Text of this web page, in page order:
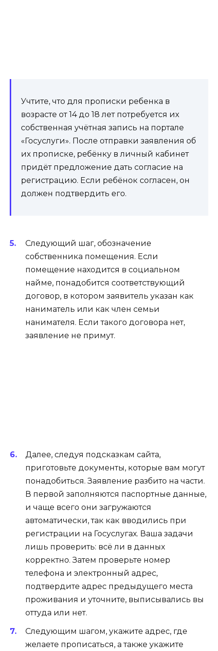
Учтите, что для прописки ребенка в
возрасте от 14 до 18 лет потребуется их
собственная учётная запись на портале
«Госуслуги». После отправки заявления об
их прописке, ребёнку в личный кабинет
придёт предложение дать согласие на
регистрацию. Если ребёнок согласен, он
должен подтвердить его.
Следующий шаг, обозначение
собственника помещения. Если
помещение находится в социальном
найме, понадобится соответствующий
договор, в котором заявитель указан как
наниматель или как член семьи
нанимателя. Если такого договора нет,
заявление не примут.
Далее, следуя подсказкам сайта,
приготовьте документы, которые вам могут
понадобиться. Заявление разбито на части.
В первой заполняются паспортные данные,
и чаще всего они загружаются
автоматически, так как вводились при
регистрации на Госуслугах. Ваша задачи
лишь проверить: всё ли в данных
корректно. Затем проверьте номер
телефона и электронный адрес,
подтвердите адрес предыдущего места
проживания и уточните, выписывались вы
оттуда или нет.
Следующим шагом, укажите адрес, где
желаете прописаться, а также укажите